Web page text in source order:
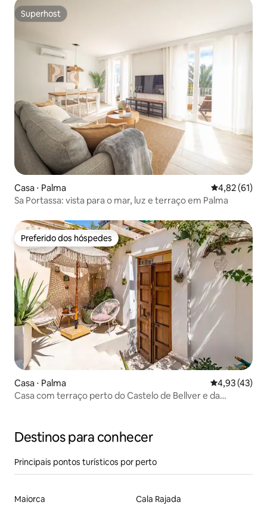
Superhost
Superhost
Casa ⋅ Palma 4,82 de uma
4,82 (61)
Sa Portassa: vista para o mar, luz e terraço em Palma
Preferido dos hóspedes
Preferido dos hóspedes
Casa ⋅ Palma 4,93 de uma
4,93 (43)
Casa com terraço perto do Castelo de Bellver e da
Destinos para conhecer
Principais pontos turísticos por perto
Maiorca Cala Rajada